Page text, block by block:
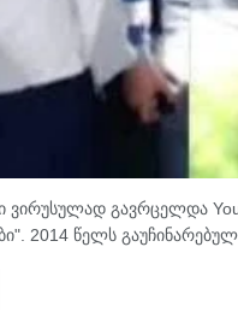
გავრცელდა
2014 წელს